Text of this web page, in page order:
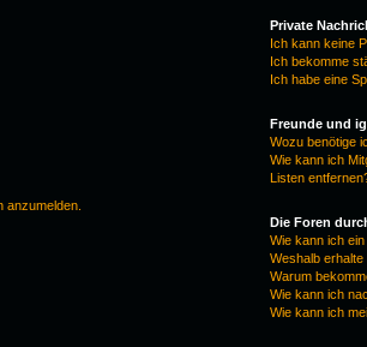
anzumelden.
Private
Ich kann keine
Ich bekomme
Ich habe eine
Freunde und
Wozu benötige
Wie kann ich
Listen
Die Foren
Wie kann ich
Weshalb
Warum
Wie kann ich
Wie kann ich